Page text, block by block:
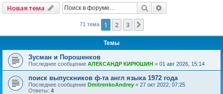
Новая тема Поиск
71 тема 1 2 3
Темы
Зусман и Порошенков
Последнее сообщение АЛЕКСАНДР КИРЮШИН « 01 авг 2026, 15:14
поиск выпускников ф-та англ языка 1972 года
Последнее сообщение DmitrenkoAndrey « 27 окт 2022, 07:25
Ответы: 4